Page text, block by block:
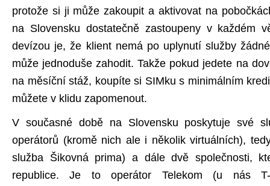
protože si ji může zakoupit a aktivovat na
na Slovensku dostatečně zastoupeny v každém
devízou je, že klient nemá po uplynutí služby
může jednoduše zahodit. Takže pokud jedete na
na měsíční stáž, koupíte si SIMku s minimálním
můžete v klidu zapomenout.
V současné době na Slovensku poskytuje své
operátorů (kromě nich ale i několik virtuálních),
služba Šikovná prima) a dále dvě společnosti,
republice. Je to operátor Telekom (u nás